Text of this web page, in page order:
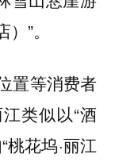
”。
置等消费者
类似以“酒
桃花坞·丽江